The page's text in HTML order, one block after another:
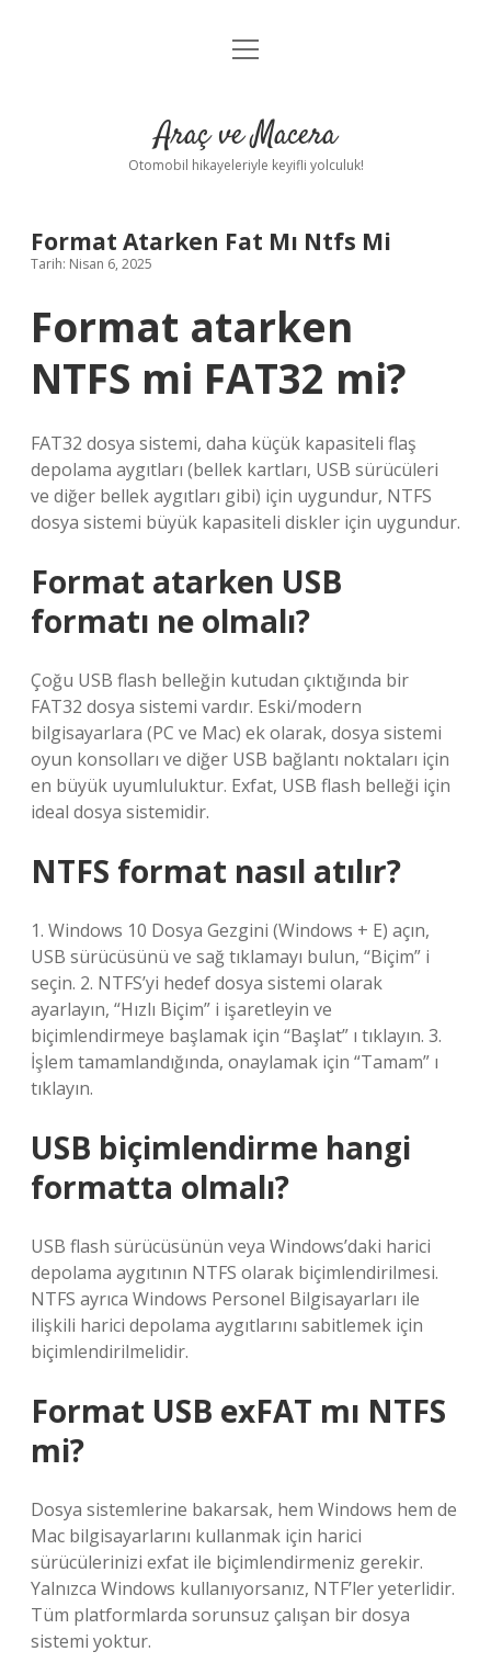
Anasayfa
Yasal Uyarı
menüyü
Araç ve Macera
Otomobil hikayeleriyle keyifli yolculuk!
Format Atarken Fat Mı Ntfs Mi
Tarih: Nisan 6, 2025
Format atarken
NTFS mi FAT32 mi?
FAT32 dosya sistemi, daha küçük kapasiteli flaş
depolama aygıtları (bellek kartları, USB sürücüleri
ve diğer bellek aygıtları gibi) için uygundur, NTFS
dosya sistemi büyük kapasiteli diskler için uygundur.
Format atarken USB
formatı ne olmalı?
Çoğu USB flash belleğin kutudan çıktığında bir
FAT32 dosya sistemi vardır. Eski/modern
bilgisayarlara (PC ve Mac) ek olarak, dosya sistemi
oyun konsolları ve diğer USB bağlantı noktaları için
en büyük uyumluluktur. Exfat, USB flash belleği için
ideal dosya sistemidir.
NTFS format nasıl atılır?
1. Windows 10 Dosya Gezgini (Windows + E) açın,
USB sürücüsünü ve sağ tıklamayı bulun, “Biçim” i
seçin. 2. NTFS’yi hedef dosya sistemi olarak
ayarlayın, “Hızlı Biçim” i işaretleyin ve
biçimlendirmeye başlamak için “Başlat” ı tıklayın. 3.
İşlem tamamlandığında, onaylamak için “Tamam” ı
tıklayın.
USB biçimlendirme hangi
formatta olmalı?
USB flash sürücüsünün veya Windows’daki harici
depolama aygıtının NTFS olarak biçimlendirilmesi.
NTFS ayrıca Windows Personel Bilgisayarları ile
ilişkili harici depolama aygıtlarını sabitlemek için
biçimlendirilmelidir.
Format USB exFAT mı NTFS
mi?
Dosya sistemlerine bakarsak, hem Windows hem de
Mac bilgisayarlarını kullanmak için harici
sürücülerinizi exfat ile biçimlendirmeniz gerekir.
Yalnızca Windows kullanıyorsanız, NTF’ler yeterlidir.
Tüm platformlarda sorunsuz çalışan bir dosya
sistemi yoktur.